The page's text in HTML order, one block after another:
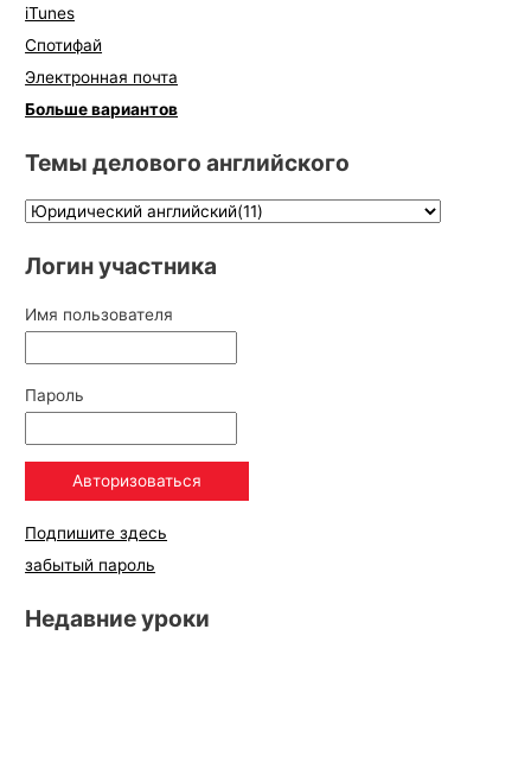
iTunes
Спотифай
Электронная почта
Больше вариантов
Темы делового английского
Логин участника
Имя пользователя
Пароль
Подпишите здесь
забытый пароль
Недавние уроки